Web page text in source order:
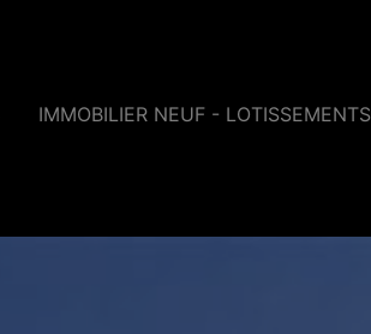
IMMOBILIER NEUF - LOTISSEMENTS